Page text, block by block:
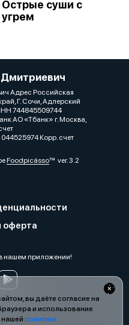
вы даёте согласие на
и использование
нашей политике
Острые суши с
угрем
Адрес Российская
Г. Сочи, Адлерский
744845509744
АО «Тбанк» г. Москва,
Корр. счет
Foodpicássover. 3.2
оферта
нашем приложении!